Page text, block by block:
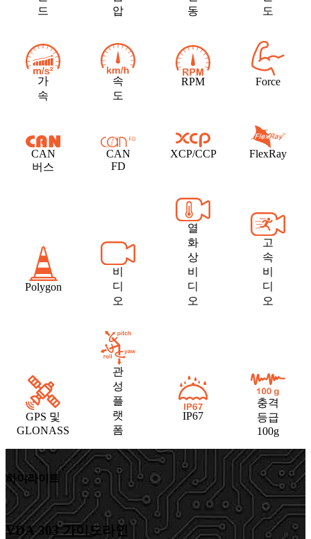
드
압
동
도
가
속
속
도
RPM Force
CAN
버스
CAN
FD
XCP/CCP FlexRay
Polygon
비
디
오
열
화
상
비
디
오
고
속
비
디
오
GPS 및
GLONASS
관
성
플
랫
폼
IP67
충격
등급
100g
하이라이트
VDA 303 가이드라인